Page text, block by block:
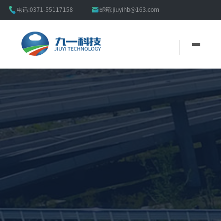
 电话:0371-55117158 邮箱:jiuyihb@163.com